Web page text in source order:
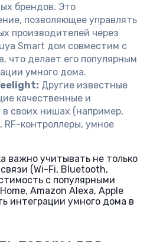
брендов. Это
позволяющее управлять
производителей через
Smart дом совместим с
что делает его популярным
умного дома.
Другие известные
качественные и
своих нишах (например,
контроллеры, умное
важно учитывать не только
(Wi-Fi, Bluetooth,
с популярными
Amazon Alexa, Apple
интеграции умного дома в